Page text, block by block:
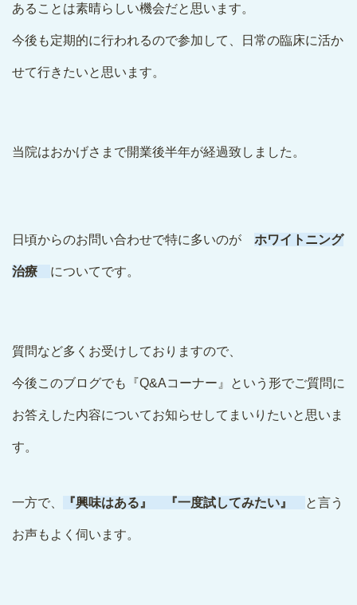
あることは素晴らしい機会だと思います。
今後も定期的に行われるので参加して、日常の臨床に活か
せて行きたいと思います。
当院はおかげさまで開業後半年が経過致しました。
日頃からのお問い合わせで特に多いのが ホワイトニング
治療 についてです。
質問など多くお受けしておりますので、
今後このブログでも『Q&Aコーナー』という形でご質問に
お答えした内容についてお知らせしてまいりたいと思いま
す。
一方で、 『興味はある』 『一度試してみたい』 と言う
お声もよく伺います。